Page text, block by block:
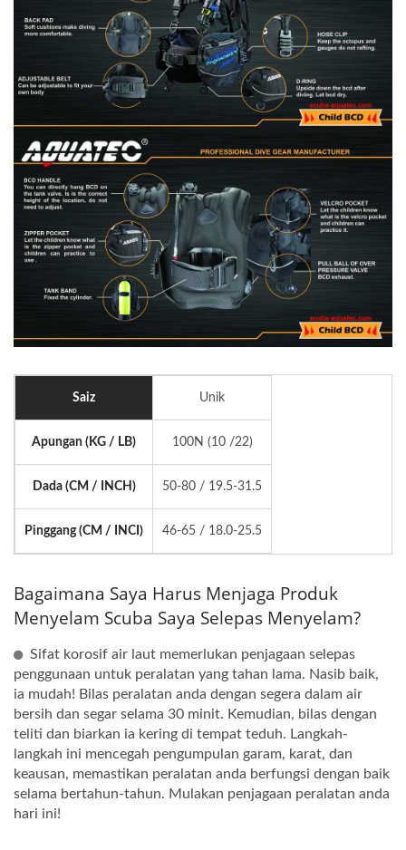
Saiz Unik
Apungan (KG / LB) 100N (10 /22)
Dada (CM / INCH) 50-80 / 19.5-31.5
Pinggang (CM / INCI) 46-65 / 18.0-25.5
Bagaimana Saya Harus Menjaga Produk
Menyelam Scuba Saya Selepas Menyelam?
Sifat korosif air laut memerlukan penjagaan selepas
penggunaan untuk peralatan yang tahan lama. Nasib baik,
ia mudah! Bilas peralatan anda dengan segera dalam air
bersih dan segar selama 30 minit. Kemudian, bilas dengan
teliti dan biarkan ia kering di tempat teduh. Langkah-
langkah ini mencegah pengumpulan garam, karat, dan
keausan, memastikan peralatan anda berfungsi dengan baik
selama bertahun-tahun. Mulakan penjagaan peralatan anda
hari ini!